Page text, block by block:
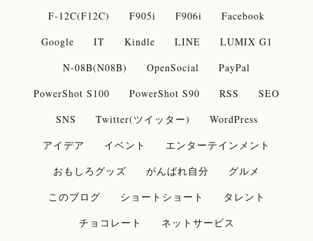
F-12C(F12C)
F905i F906i
Facebook
Google
IT Kindle LINE
LUMIX G1
N-08B(N08B)
OpenSocial
PayPal
PowerShot S100
PowerShot S90 RSS
SEO
SNS
Twitter(ツイッター)
WordPress
アイデア
イベント
エンターテインメント
おもしろグッズ
がんばれ自分
グルメ
このブログ
ショートショート
タレント
チョコレート
ネットサービス